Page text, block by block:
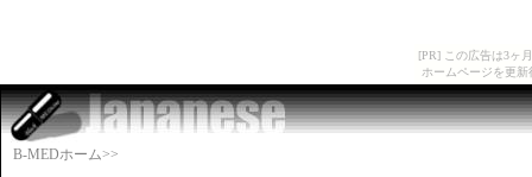
[PR] この広告は3ヶ
ホームページを更
B-MEDホーム>>